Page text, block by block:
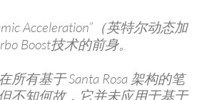
Acceleration”（英特尔动态加
Boost技术的前身。
所有基于 Santa Rosa 架构的笔
不知何故，它并未应用于基于